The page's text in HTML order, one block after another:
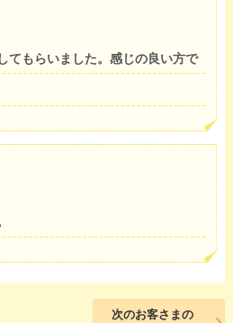
てもらいました。感じの良い方で
次のお客さまの